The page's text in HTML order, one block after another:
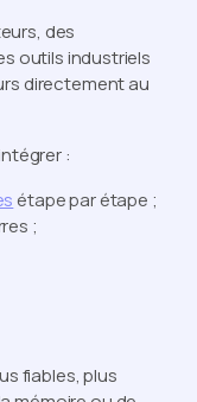
des
outils industriels
directement au
:
étape par étape ;
;
fiables, plus